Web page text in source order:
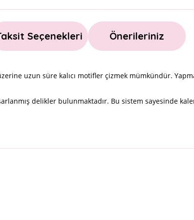
Seçenekleri Önerileriniz
uzun süre kalıcı motifler çizmek mümkündür.
delikler bulunmaktadır. Bu sistem sayesinde